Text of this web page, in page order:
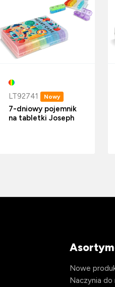
LT92741 Nowy
7-dniowy pojemnik
na tabletki Joseph
Nowe
Naczynia